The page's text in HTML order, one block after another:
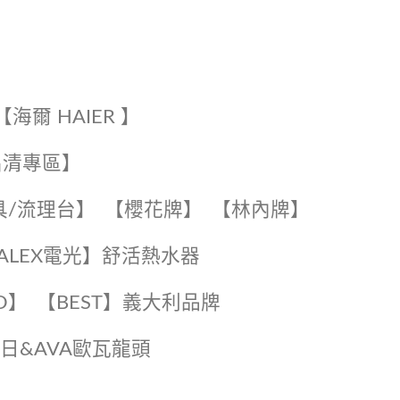
爾 HAIER 】
專區】
/流理台】 【櫻花牌】 【林內牌】
電光】舒活熱水器️️
️【BEST】️義大利品牌
&AVA歐瓦龍頭